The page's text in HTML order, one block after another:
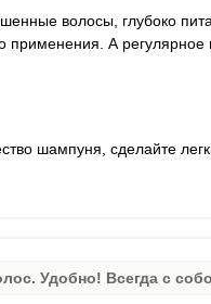
волосы, глубоко
применения. А
шампуня, сделайте
Удобно! Всегда с